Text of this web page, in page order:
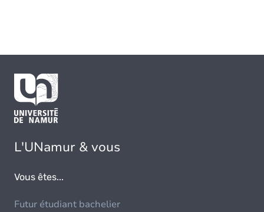
L'UNamur & vous
Vous êtes...
Futur étudiant bachelier